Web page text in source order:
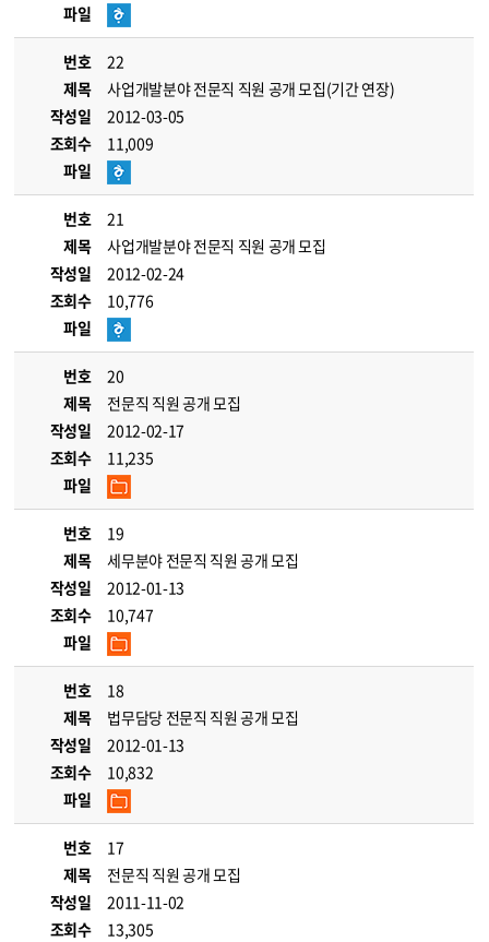
파일
번호
22
제목
사업개발분야 전문직 직원 공개 모집(기간 연장)
작성일
2012-03-05
조회수
11,009
파일
번호
21
제목
사업개발분야 전문직 직원 공개 모집
작성일
2012-02-24
조회수
10,776
파일
번호
20
제목
전문직 직원 공개 모집
작성일
2012-02-17
조회수
11,235
파일
번호
19
제목
세무분야 전문직 직원 공개 모집
작성일
2012-01-13
조회수
10,747
파일
번호
18
제목
법무담당 전문직 직원 공개 모집
작성일
2012-01-13
조회수
10,832
파일
번호
17
제목
전문직 직원 공개 모집
작성일
2011-11-02
조회수
13,305